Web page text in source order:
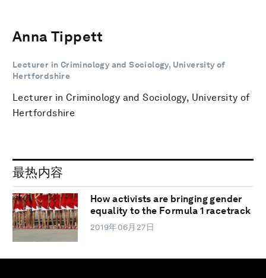
Anna Tippett
Lecturer in Criminology and Sociology, University of
Hertfordshire
Lecturer in Criminology and Sociology, University of
Hertfordshire
最热内容
How activists are bringing gender
equality to the Formula 1 racetrack
2019年06月27日